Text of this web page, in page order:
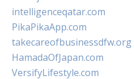
intelligenceqatar.com
PikaPikaApp.com
takecareofbusinessdfw.org
HamadaOfJapan.com
VersifyLifestyle.com